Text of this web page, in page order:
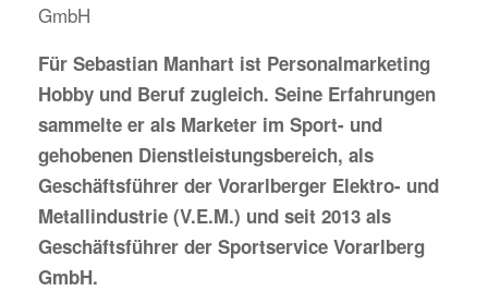
GmbH
Für Sebastian Manhart ist Personalmarketing
Hobby und Beruf zugleich. Seine Erfahrungen
sammelte er als Marketer im Sport- und
gehobenen Dienstleistungsbereich, als
Geschäftsführer der Vorarlberger Elektro- und
Metallindustrie (V.E.M.) und seit 2013 als
Geschäftsführer der Sportservice Vorarlberg
GmbH.